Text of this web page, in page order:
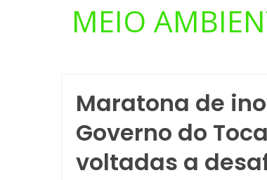
MEIO
Maratona de
Governo do
voltadas a